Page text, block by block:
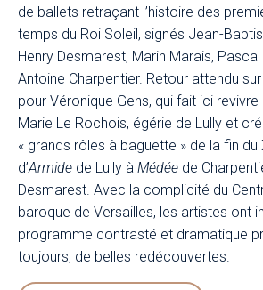
de ballets retraçant l’histoire des
temps du Roi Soleil, signés Jean-
Henry Desmarest, Marin Marais,
Antoine Charpentier. Retour attendu
pour Véronique Gens, qui fait ici revivre
Marie Le Rochois, égérie de Lully et
« grands rôles à baguette » de la fin du
d’Armide de Lully à Médée de
Desmarest. Avec la complicité du
baroque de Versailles, les artistes ont
programme contrasté et dramatique
toujours, de belles redécouvertes.